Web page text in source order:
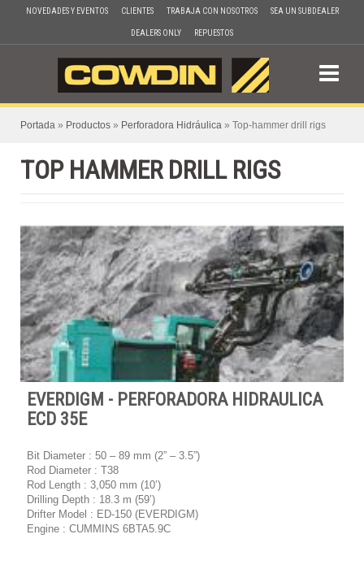
content
NOVEDADES Y EVENTOS CLIENTES TRABAJA CON NOSOTROS SEA UN SUBDEALER
DEALERS ONLY REPUESTOS
Portada » Productos » Perforadora Hidráulica » Top-hammer drill rigs
TOP HAMMER DRILL RIGS
EVERDIGM - PERFORADORA HIDRAULICA
ECD 35E
Bit Diameter : 50 – 89 mm (2” – 3.5”)
Rod Diameter : T38
Rod Length : 3,050 mm (10’)
Drilling Depth : 18.3 m (59’)
Drifter Model : ED-150 (EVERDIGM)
Engine : CUMMINS 6BTA5.9C